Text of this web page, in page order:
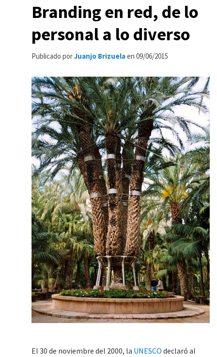
Branding en red, de lo
personal a lo diverso
Publicado porJuanjo Brizuelaen 09/06/2015
El 30 de noviembre del 2000, la UNESCO declaró al